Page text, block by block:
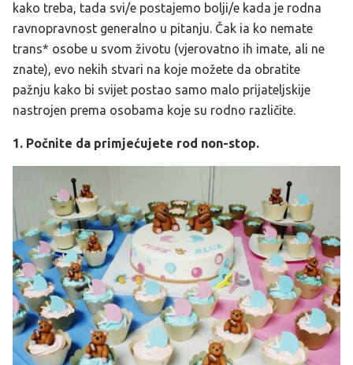
kako treba, tada svi/e postajemo bolji/e kada je rodna
ravnopravnost generalno u pitanju. Čak ia ko nemate
trans* osobe u svom životu (vjerovatno ih imate, ali ne
znate), evo nekih stvari na koje možete da obratite
pažnju kako bi svijet postao samo malo prijateljskije
nastrojen prema osobama koje su rodno različite.
1. Počnite da primjećujete rod non-stop.